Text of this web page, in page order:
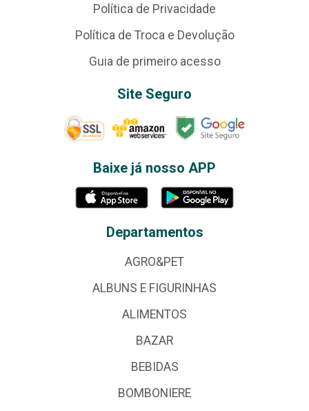
Política de Privacidade
Política de Troca e Devolução
Guia de primeiro acesso
Site Seguro
Baixe já nosso APP
Departamentos
AGRO&PET
ALBUNS E FIGURINHAS
ALIMENTOS
BAZAR
BEBIDAS
BOMBONIERE